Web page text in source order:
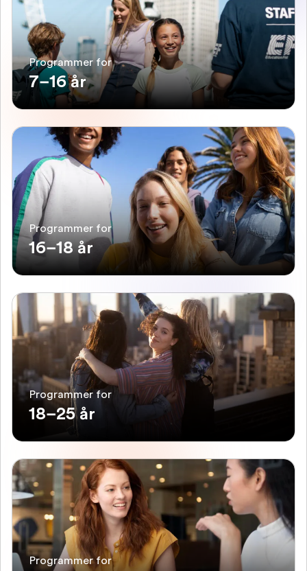
Programmer for
7–16 år
Programmer for
16–18 år
Programmer for
18–25 år
Programmer for